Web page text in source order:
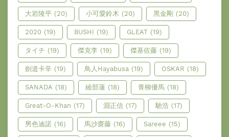
大岩陵平 (20) 小可愛鈴木 (20) 黑金剛 (20)
2020 (19) BUSHI (19) GLEAT (19)
タイチ (19) 傑克李 (19) 傑基佐藤 (19)
劍道卡辛 (19) 鳥人Hayabusa (19) OSKAR (18)
SANADA (18) 綾部蓮 (18) 青柳優馬 (18)
Great-O-Khan (17) 淵正信 (17) 馳浩 (17)
男色迪諾 (16) 馬沙齋藤 (16) Sareee (15)